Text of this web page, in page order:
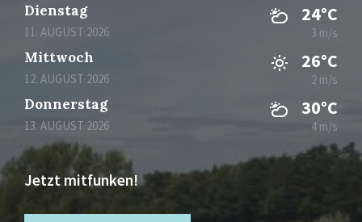
Dienstag
11. AUGUST 2026
24°C
3 m/s
Mittwoch
12. AUGUST 2026
26°C
2 m/s
Donnerstag
13. AUGUST 2026
30°C
4 m/s
Jetzt mitfunken!